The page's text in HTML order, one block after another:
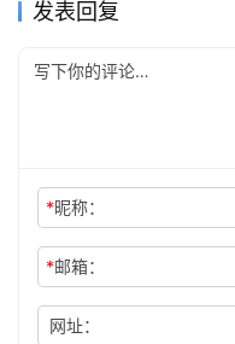
发表回复
*昵称：
*邮箱：
网址：